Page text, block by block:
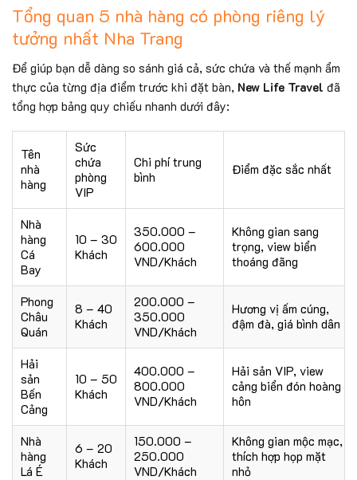
Tổng quan 5 nhà hàng có phòng riêng lý
tưởng nhất Nha Trang
Để giúp bạn dễ dàng so sánh giá cả, sức chứa và thế mạnh ẩm
thực của từng địa điểm trước khi đặt bàn, New Life Travel đã
tổng hợp bảng quy chiếu nhanh dưới đây:
Tên
nhà
hàng
Sức
chứa
phòng
VIP
Chi phí trung
bình
Điểm đặc sắc nhất
Nhà
hàng
Cá
Bay
10 – 30
Khách
350.000 –
600.000
VND/Khách
Không gian sang
trọng, view biển
thoáng đãng
Phong
Châu
Quán
8 – 40
Khách
200.000 –
350.000
VND/Khách
Hương vị ấm cúng,
đậm đà, giá bình dân
Hải
sản
Bến
Cảng
10 – 50
Khách
400.000 –
800.000
VND/Khách
Hải sản VIP, view
cảng biển đón hoàng
hôn
Nhà
hàng
Lá É
6 – 20
Khách
150.000 –
250.000
VND/Khách
Không gian mộc mạc,
thích hợp họp mặt
nhỏ